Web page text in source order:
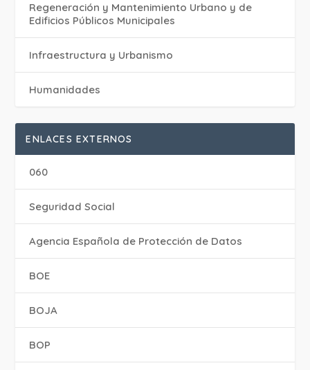
Regeneración y Mantenimiento Urbano y de
Edificios Públicos Municipales
Infraestructura y Urbanismo
Humanidades
ENLACES EXTERNOS
060
Seguridad Social
Agencia Española de Protección de Datos
BOE
BOJA
BOP